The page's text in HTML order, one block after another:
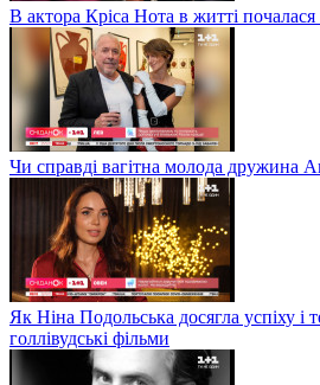
В актора Кріса Нота в житті
Чи справді вагітна молода дружина
Як Ніна Подольська досягла успіху і
голлівудські фільми